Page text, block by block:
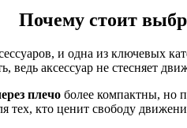
Почему стоит
и одна из ключевых
аксессуар не стесняет
плечо более компактны, но
кто ценит свободу